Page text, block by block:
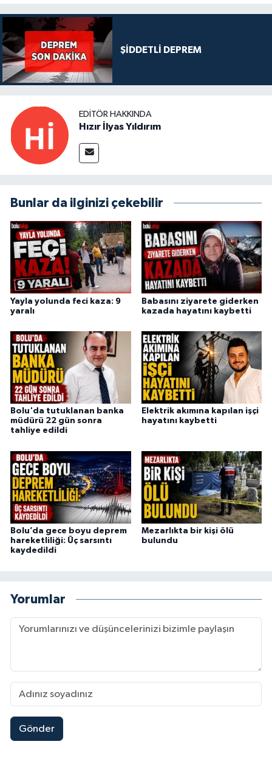
ŞİDDETLİ DEPREM
EDITÖR HAKKINDA
Hızır İlyas Yıldırım
Bunlar da ilginizi çekebilir
Yayla yolunda feci kaza: 9
yaralı
Babasını ziyarete giderken
kazada hayatını kaybetti
Bolu'da tutuklanan banka
müdürü 22 gün sonra
tahliye edildi
Elektrik akımına kapılan işçi
hayatını kaybetti
Bolu’da gece boyu deprem
hareketliliği: Üç sarsıntı
kaydedildi
Mezarlıkta bir kişi ölü
bulundu
Yorumlar
Gönder